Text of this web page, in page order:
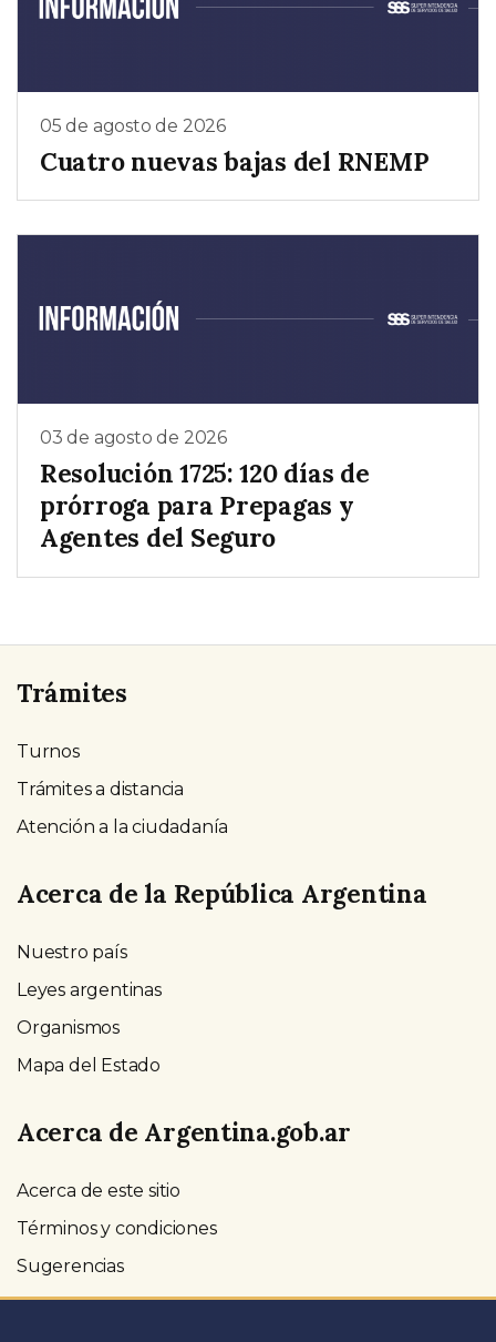
05 de agosto de 2026
Cuatro nuevas bajas del RNEMP
03 de agosto de 2026
Resolución 1725: 120 días de
prórroga para Prepagas y
Agentes del Seguro
Trámites
Turnos
Trámites a distancia
Atención a la ciudadanía
Acerca de la República Argentina
Nuestro país
Leyes argentinas
Organismos
Mapa del Estado
Acerca de Argentina.gob.ar
Acerca de este sitio
Términos y condiciones
Sugerencias